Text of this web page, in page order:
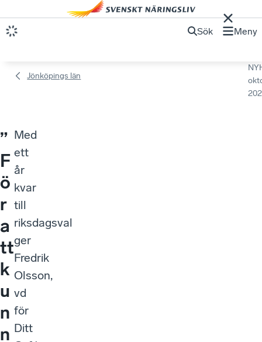
Sök Meny
Jönköpings län
”
F
ö
r
a
tt
k
u
n
n
Med
ett
år
kvar
till
riksdagsval
ger
Fredrik
Olsson,
vd
för
Ditt